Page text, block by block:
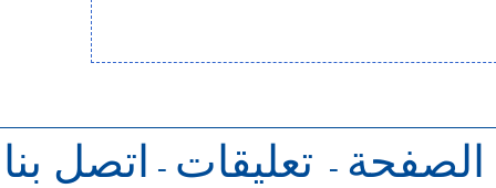
الصفحة - تعليقات -
اتصل بنا